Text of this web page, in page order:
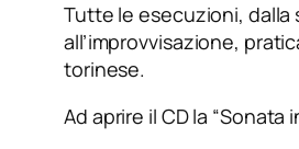
Tutte le esecuzioni, dalla
all’improvvisazione,
torinese.
Ad aprire il CD la